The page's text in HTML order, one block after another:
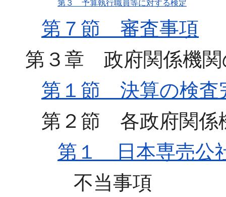
第３ 予算執行職員等に対する検定
第７節 審査事項
第３章 政府関係機関
第１節 決算の検査
第２節 各政府関係
第１ 日本専売公
不当事項